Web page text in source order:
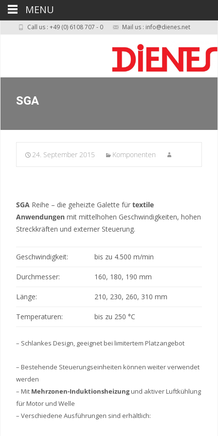
Call us : +49 (0) 6108 707 - 0 Mail us : info@dienes.net
SGA
24. September 2015 Komponenten
SGA Reihe – die geheizte Galette für textile
Anwendungen mit mittelhohen Geschwindigkeiten, hohen
Streckkräften und externer Steuerung.
Geschwindigkeit: bis zu 4.500 m/min
Durchmesser: 160, 180, 190 mm
Länge: 210, 230, 260, 310 mm
Temperaturen: bis zu 250 °C
– Schlankes Design, geeignet bei limitertem Platzangebot
– Bestehende Steuerungseinheiten können weiter verwendet
werden
– Mit Mehrzonen-Induktionsheizungund aktiver Luftkühlung
für Motor und Welle
– Verschiedene Ausführungen sind erhältlich:
MENU